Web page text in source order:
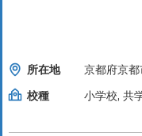
所在地
京都府京
校種
小学校, 共